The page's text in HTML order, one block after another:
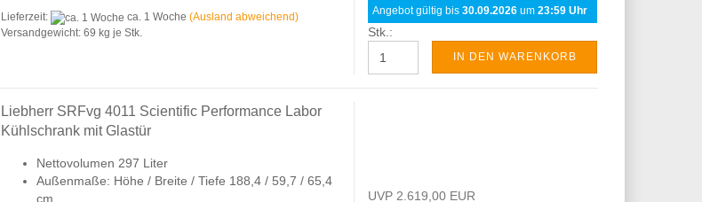
Lieferzeit: ca. 1 Woche (Ausland abweichend)
Versandgewicht: 69 kg je Stk.
Angebot gültig bis 30.09.2026 um 23:59 Uhr
Stk.:
IN DEN WARENKORB
Liebherr SRFvg 4011 Scientific Performance Labor
Kühlschrank mit Glastür
Nettovolumen 297 Liter
Außenmaße: Höhe / Breite / Tiefe 188,4 / 59,7 / 65,4
cm
UVP 2.619,00 EUR